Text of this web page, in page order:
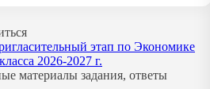
этап по Экономике
2026-2027 г.
материалы задания, ответы